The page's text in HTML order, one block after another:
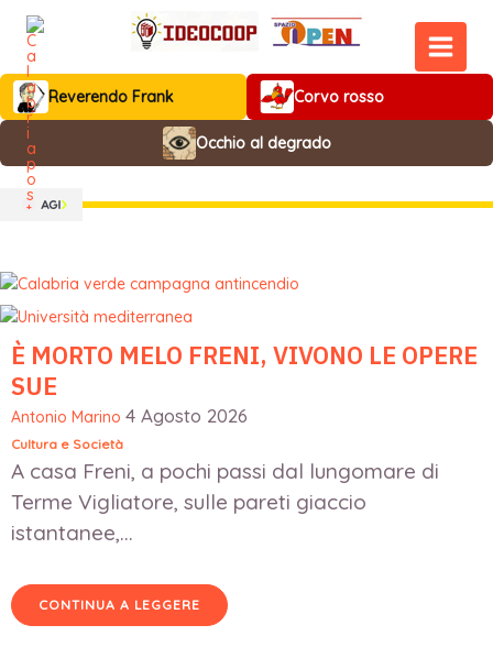
contenuto
MAIN
Reverendo Frank Corvo rosso
Occhio al degrado
È MORTO MELO FRENI, VIVONO LE OPERE
SUE
Antonio Marino 4 Agosto 2026
Cultura e Società
A casa Freni, a pochi passi dal lungomare di
Terme Vigliatore, sulle pareti giaccio
istantanee,...
CONTINUA A LEGGERE